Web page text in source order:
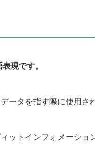
現です。
ータを指す際に使用さ
ットインフォメーショ